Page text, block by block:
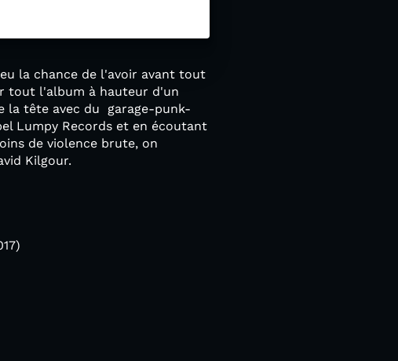
la chance de l'avoir avant tout
tout l'album à hauteur d'un
la tête avec du garage-punk-
Lumpy Records et en écoutant
de violence brute, on
Kilgour.